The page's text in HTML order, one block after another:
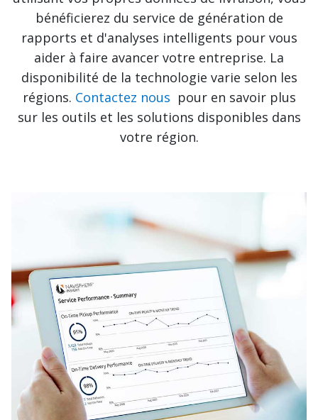
bénéficierez du service de génération de
rapports et d'analyses intelligents pour vous
aider à faire avancer votre entreprise. La
disponibilité de la technologie varie selon les
régions. Contactez nous pour en savoir plus
sur les outils et les solutions disponibles dans
votre région.